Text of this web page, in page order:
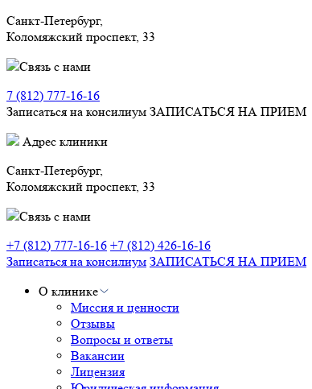
Санкт-Петербург,
Коломяжский проспект, 33
Связь с нами
7 (812) 777-16-16
Записаться на консилиум ЗАПИСАТЬСЯ НА ПРИЕМ
Адрес клиники
Санкт-Петербург,
Коломяжский проспект, 33
Связь с нами
+7 (812) 777-16-16 +7 (812) 426-16-16
Записаться на консилиум ЗАПИСАТЬСЯ НА ПРИЕМ
О клинике
Миссия и ценности
Отзывы
Вопросы и ответы
Вакансии
Лицензия